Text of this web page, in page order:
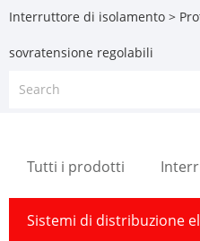
Interruttore di isolamento >
sovratensione regolabili
Tutti i prodotti
Sistemi di distribuzione